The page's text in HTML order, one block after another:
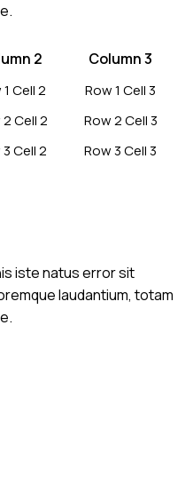
2 Column 3
Cell 2
Row 1 Cell 3
Cell 2
Row 2 Cell 3
Cell 2 Row 3 Cell 3
iste natus error sit
laudantium, totam